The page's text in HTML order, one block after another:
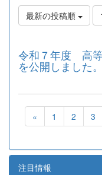
最新の投稿順
令和７年度 高等
を公開しました。
« 1 2 3
注目情報